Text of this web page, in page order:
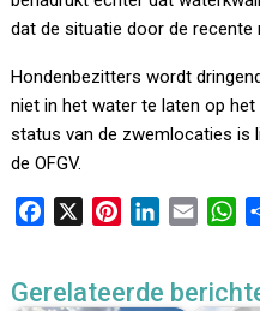
dat de situatie door de recente
Hondenbezitters wordt
niet in het water te laten op
status van de zwemlocaties is
de OFGV.
e
t
k
i
W
t
Gerelateerde